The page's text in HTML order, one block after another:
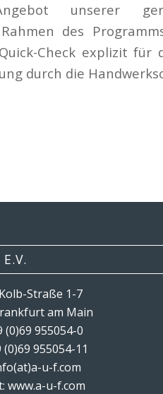
unserer
des
Check explizit
durch die
Straße 1-7
am Main
(0)69 955054-0
(0)69 955054-11
u-f.com
www.a-u-f.com